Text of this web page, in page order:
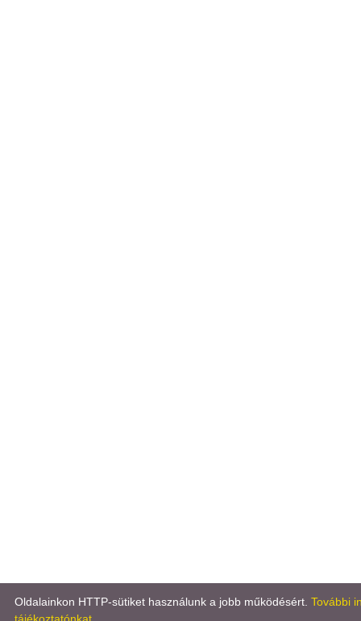
Oldalainkon HTTP-sütiket használunk a jobb működésért. További